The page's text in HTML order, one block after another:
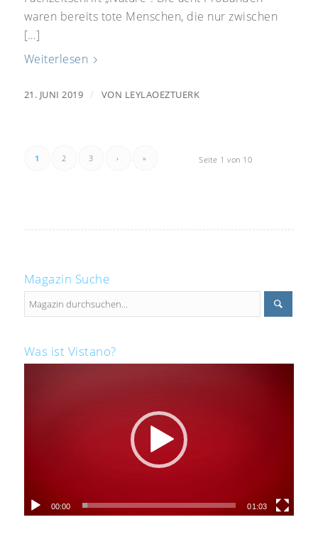
waren bereits tote Menschen, die nur zwischen
[…]
Weiterlesen
21. JUNI 2019 / VON LEYLAOEZTUERK
Seite 1 von 10
1 2 3 › »
Magazin Suche
Was ist Vistano?
00:00 01:03